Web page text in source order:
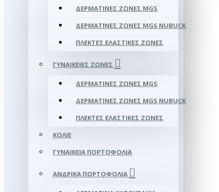
ΔΕΡΜΆΤΙΝΕΣ ΖΏΝΕΣ MGS
ΔΕΡΜΆΤΙΝΕΣ ΖΏΝΕΣ MGS NUBUCK
ΠΛΕΚΤΈΣ ΕΛΑΣΤΙΚΈΣ ΖΏΝΕΣ
ΓΥΝΑΙΚΕΊΕΣ ΖΏΝΕΣ
ΔΕΡΜΆΤΙΝΕΣ ΖΏΝΕΣ MGS
ΔΕΡΜΆΤΙΝΕΣ ΖΏΝΕΣ MGS NUBUCK
ΠΛΕΚΤΈΣ ΕΛΑΣΤΙΚΈΣ ΖΏΝΕΣ
ΚΟΛΙΈ
ΓΥΝΑΙΚΕΊΑ ΠΟΡΤΟΦΌΛΙΑ
ΑΝΔΡΙΚΆ ΠΟΡΤΟΦΌΛΙΑ